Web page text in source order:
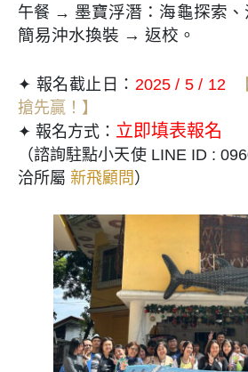
午餐 → 墨寶浮潛：海龜探索
簡易沖水換裝 → 返校。
✦ 報名截止日： 2025 / 5 / 12
搶先贏！】
✦ 報名方式： 立即填表報名
（諮詢駐點小天使 LINE ID :
洽所屬 新飛顧問 ）